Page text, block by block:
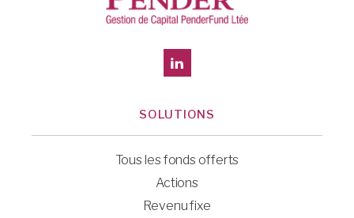
SOLUTIONS
Tous les fonds offerts
Actions
Revenu fixe